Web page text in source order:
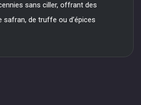
sans ciller, offrant des
safran, de truffe ou d’épices